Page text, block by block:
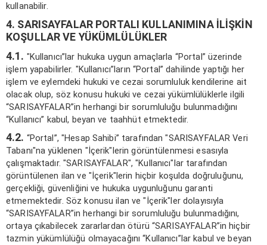
kullanabilir.
4. SARISAYFALAR PORTALI KULLANIMINA İLİŞKİN
KOŞULLAR VE YÜKÜMLÜLÜKLER
4.1. "Kullanıcı”lar hukuka uygun amaçlarla “Portal” üzerinde
işlem yapabilirler. "Kullanıcı”ların “Portal” dahilinde yaptığı her
işlem ve eylemdeki hukuki ve cezai sorumluluk kendilerine ait
olacak olup, söz konusu hukuki ve cezai yükümlülüklerle ilgili
“SARISAYFALAR”in herhangi bir sorumluluğu bulunmadığını
“Kullanıcı” kabul, beyan ve taahhüt etmektedir.
4.2. “Portal”, "Hesap Sahibi” tarafından "SARISAYFALAR Veri
Tabanı"na yüklenen "İçerik"lerin görüntülenmesi esasıyla
çalışmaktadır. "SARISAYFALAR", "Kullanıcı"lar tarafından
görüntülenen ilan ve "İçerik"lerin hiçbir koşulda doğruluğunu,
gerçekliği, güvenliğini ve hukuka uygunluğunu garanti
etmemektedir. Söz konusu ilan ve "İçerik"ler dolayısıyla
“SARISAYFALAR”in herhangi bir sorumluluğu bulunmadığını,
ortaya çıkabilecek zararlardan ötürü “SARISAYFALAR”in hiçbir
tazmin yükümlülüğü olmayacağını “Kullanıcı”lar kabul ve beyan